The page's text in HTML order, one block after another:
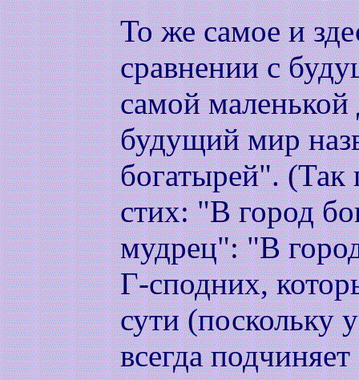
То же самое и
сравнении с
самой маленькой
будущий мир
богатырей".
стих: "В город
мудрец": "В
Г-сподних,
сути (поскольку
всегда